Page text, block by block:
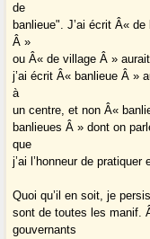
de
banlieue". J’ai écrit Â«
Â »
ou Â« de village Â »
j’ai écrit Â« banlieue Â »
à
un centre, et non Â«
banlieues Â » dont on
que
j’ai l’honneur de
Quoi qu’il en soit, je
sont de toutes les manif.
gouvernants